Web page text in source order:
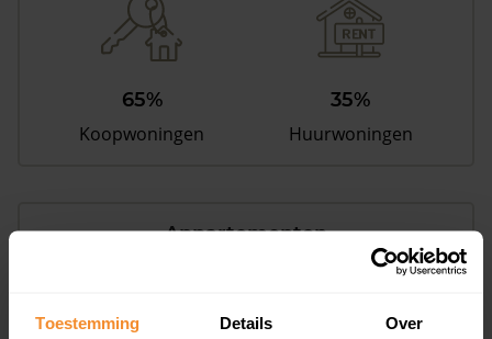
Toestemming Details Over
65%
Koopwoningen
35%
Huurwoningen
Appartementen
aandeel van totale woningen